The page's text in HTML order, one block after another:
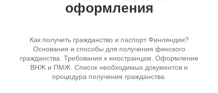
оформления
Как получить гражданство и паспорт Финляндии?
Основания и способы для получения финского
гражданства. Требования к иностранцам. Оформление
ВНЖ и ПМЖ. Список необходимых документов и
процедура получения гражданства.